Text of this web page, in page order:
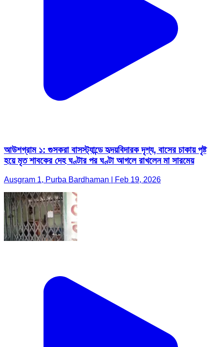
আউশগ্রাম ১: গুসকরা বাসস্ট্যান্ডে হৃদয়বিদারক দৃশ্য, বাসের চাকায় পৃষ্ট
হয়ে মৃত শাবকের দেহ ঘণ্টার পর ঘণ্টা আগলে রাখলেন মা সারমেয়
Ausgram 1, Purba Bardhaman | Feb 19, 2026